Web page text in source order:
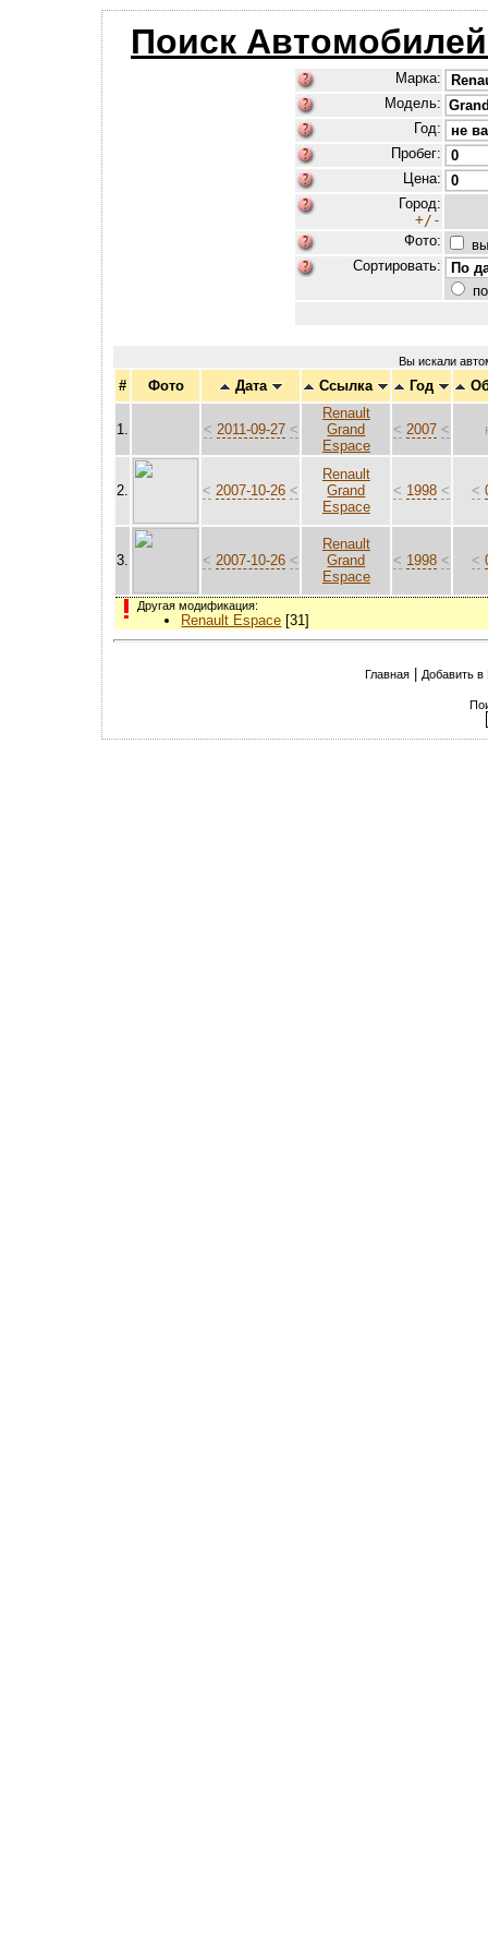
Поиск
Марка:
Модель:
Год:
Пробег:
Цена:
Город:
+/-
Фото:
Сортировать:
Вы искали
# Фото Дата Ссылка Год
1. < 2011-09-27 <
Renault
Grand
Espace
< 2007 <
2. < 2007-10-26 <
Renault
Grand
Espace
< 1998 < <
3. < 2007-10-26 <
Renault
Grand
Espace
< 1998 < <
Другая модификация:
Renault Espace [31]
Главная Добавить в